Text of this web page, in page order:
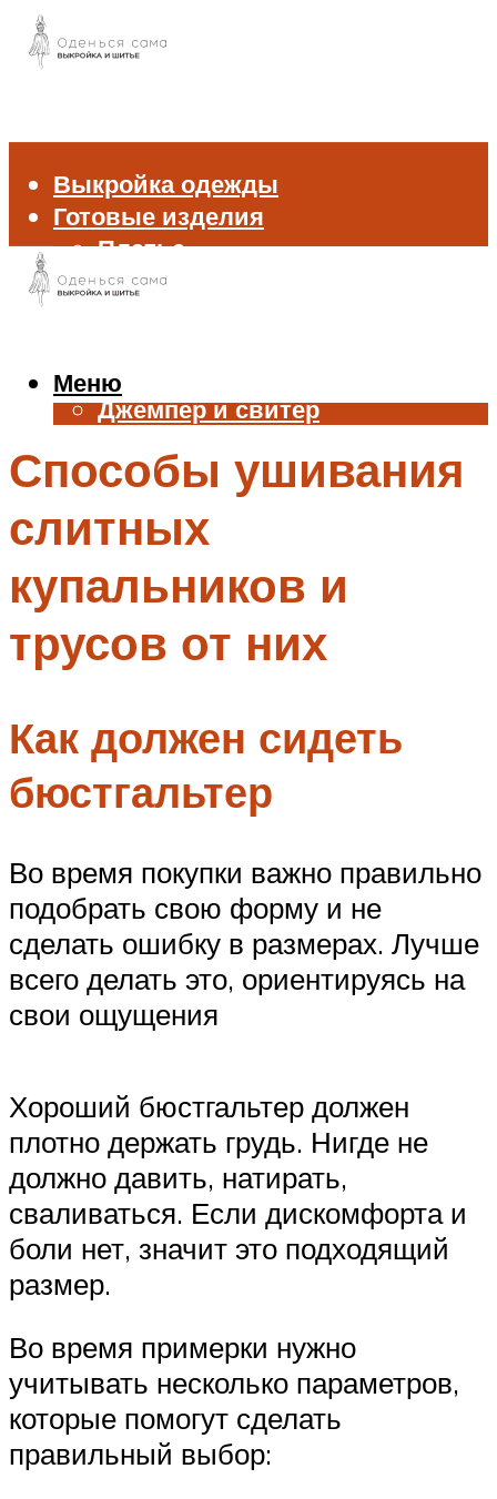
Выкройка одежды
Готовые изделия
Платье
Брюки
Жилет
Джемпер и свитер
Аксессуары
Меню
Меню
Способы ушивания
слитных
купальников и
трусов от них
Как должен сидеть
бюстгальтер
Во время покупки важно правильно
подобрать свою форму и не
сделать ошибку в размерах. Лучше
всего делать это, ориентируясь на
свои ощущения
Хороший бюстгальтер должен
плотно держать грудь. Нигде не
должно давить, натирать,
сваливаться. Если дискомфорта и
боли нет, значит это подходящий
размер.
Во время примерки нужно
учитывать несколько параметров,
которые помогут сделать
правильный выбор: